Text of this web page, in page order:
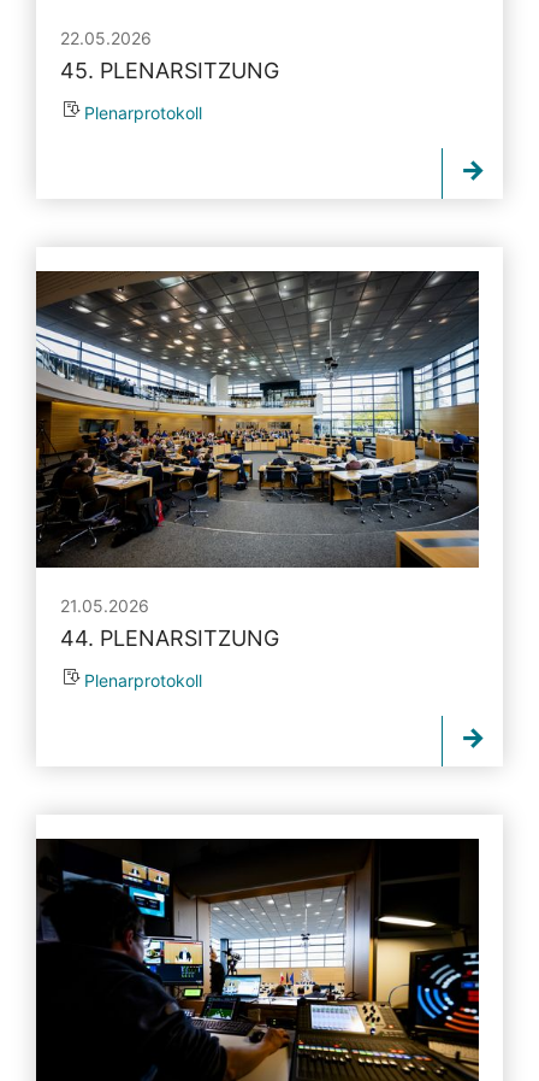
22.05.2026
45. PLENARSITZUNG
Plenarprotokoll
21.05.2026
44. PLENARSITZUNG
Plenarprotokoll